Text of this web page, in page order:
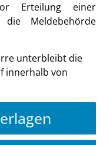
Erteilung einer
die Meldebehörde
unterbleibt die
innerhalb von